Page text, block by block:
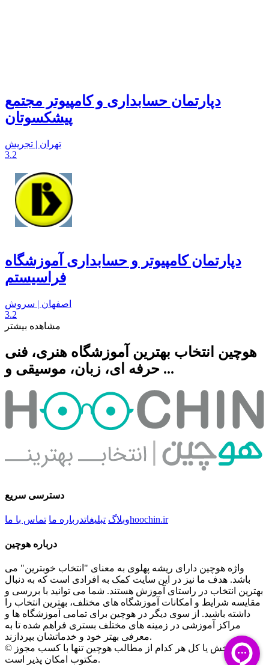
دپارتمان حسابداری و کامپیوتر مجتمع
پیشکسوتان
تهران | تجریش
3.2
دپارتمان کامپیوتر و حسابداری آموزشگاه
فراسیستم
اصفهان | سروش
3.2
مشاهده بیشتر
هوچین انتخاب بهترین آموزشگاه هنری، فنی
حرفه ای، زبان، موسیقی و ...
دسترسی سریع
وبلاگ تبلیغاتدرباره ما تماس با ما hoochin.ir
درباره هوچین
واژه هوچین دارای ریشه پهلوی به معنای "انتخاب خوبترین" می
باشد. هدف ما نیز در این سایت کمک به افرادی است که به دنبال
بهترین انتخاب در راستای آموزش هستند. شما می توانید با بررسی و
مقایسه شرایط و امکانات آموزشگاه های مختلف، بهترین انتخاب را
داشته باشید. از سوی دیگر در هوچین برای تمامی آموزشگاه ها و
مراکز آموزشی در زمینه های مختلف بستری فراهم شده تا به
معرفی بهتر خود و خدماتشان بپردازند.
© کپی بخش یا کل هر کدام از مطالب هوچین تنها با کسب مجوز
مکتوب امکان پذیر است.